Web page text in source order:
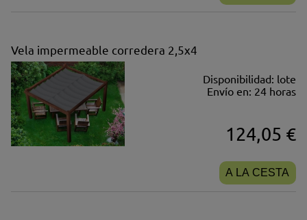
Vela impermeable corredera 2,5x4
Disponibilidad: lote
Envío en: 24 horas
124,05 €
A LA CESTA